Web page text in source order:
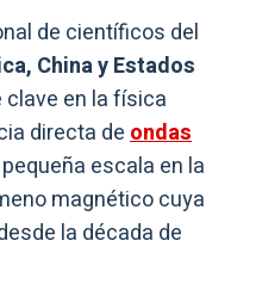
de científicos del
China y Estados
clave en la física
directa deondas
escala en la
magnético cuya
la década de